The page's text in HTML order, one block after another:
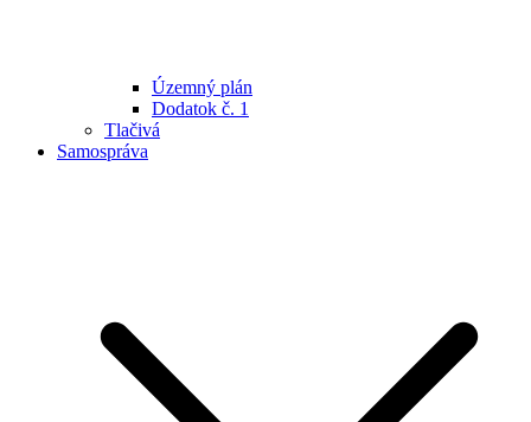
Územný plán
Dodatok č. 1
Tlačivá
Samospráva